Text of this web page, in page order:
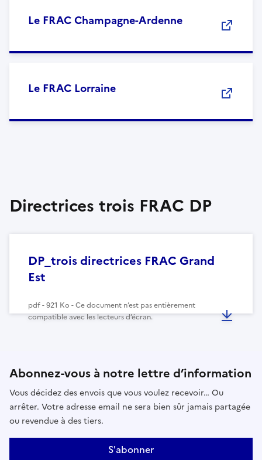
Le FRAC Champagne-Ardenne
Le FRAC Lorraine
Directrices trois FRAC DP
DP_trois directrices FRAC Grand
Est
pdf - 921 Ko - Ce document n’est pas entièrement
compatible avec les lecteurs d’écran.
Abonnez-vous à notre lettre d’information
Vous décidez des envois que vous voulez recevoir… Ou
arrêter. Votre adresse email ne sera bien sûr jamais partagée
ou revendue à des tiers.
S'abonner